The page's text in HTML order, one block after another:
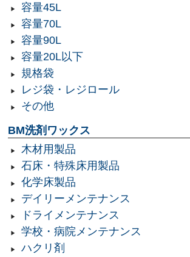
容量45L
容量70L
容量90L
容量20L以下
規格袋
レジ袋・レジロール
その他
BM洗剤ワックス
木材用製品
石床・特殊床用製品
化学床製品
デイリーメンテナンス
ドライメンテナンス
学校・病院メンテナンス
ハクリ剤